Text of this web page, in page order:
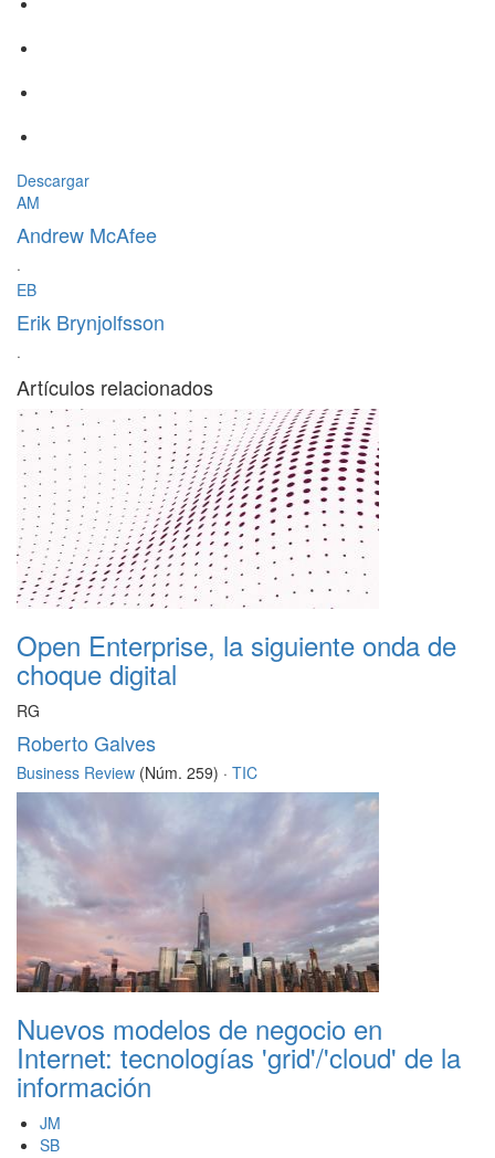
Descargar
AM
Andrew McAfee
·
EB
Erik Brynjolfsson
·
Artículos relacionados
Open Enterprise, la siguiente onda de
choque digital
RG
Roberto Galves
Business Review (Núm. 259) · TIC
Nuevos modelos de negocio en
Internet: tecnologías 'grid'/'cloud' de la
información
JM
SB